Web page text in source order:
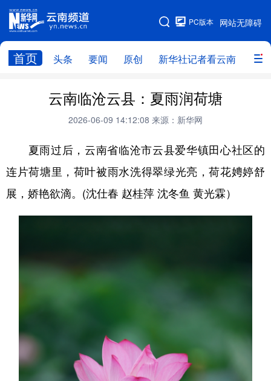
网站无障碍
PC版本
首页 头条 要闻 原创 新华社记者看云南 政务
网站地图
头条 云南要闻 本网原创
新华社记者看云南 政务
廉政 云南省领导报道集 旅游
教育
州市
社会
图片
经济 服务 云南故事
云南临沧云县：夏雨润荷塘
2026-06-09 14:12:08 来源：新华网
夏雨过后，云南省临沧市云县爱华镇田心社区的
连片荷塘里，荷叶被雨水洗得翠绿光亮，荷花娉婷舒
展，娇艳欲滴。(沈仕春 赵桂萍 沈冬鱼 黄光霖）